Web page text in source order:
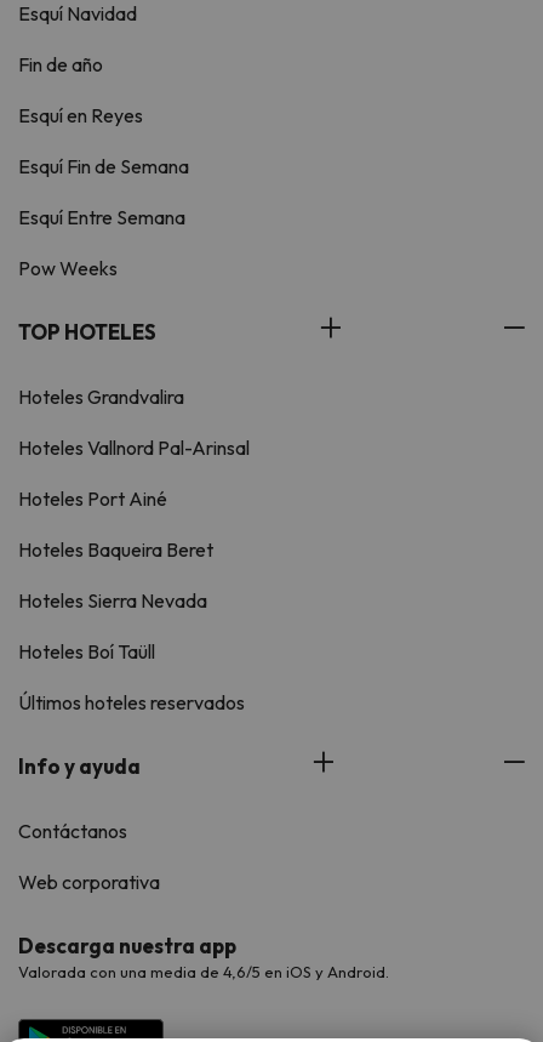
Esquí Navidad
Fin de año
Esquí en Reyes
Esquí Fin de Semana
Esquí Entre Semana
Pow Weeks
TOP HOTELES
Hoteles Grandvalira
Hoteles Vallnord Pal-Arinsal
Hoteles Port Ainé
Hoteles Baqueira Beret
Hoteles Sierra Nevada
Hoteles Boí Taüll
Últimos hoteles reservados
Info y ayuda
Contáctanos
Web corporativa
Descarga nuestra app
Valorada con una media de 4,6/5 en iOS y Android.